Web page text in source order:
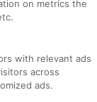
on metrics the
with relevant ads
across
ads.